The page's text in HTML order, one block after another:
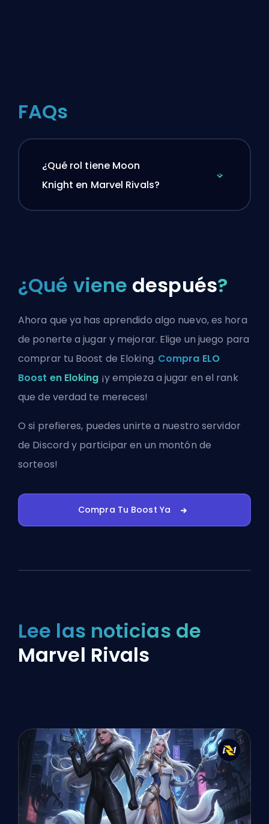
FAQs
¿Qué rol tiene Moon
Knight en Marvel Rivals?
¿Qué viene después?
Ahora que ya has aprendido algo nuevo, es hora
de ponerte a jugar y mejorar. Elige un juego para
comprar tu Boost de Eloking. Compra ELO
Boost en Eloking ¡y empieza a jugar en el rank
que de verdad te mereces!
O si prefieres, puedesunirte a nuestro servidor
de Discord y participar en un montón de
sorteos!
Compra Tu Boost Ya
Lee las noticias de
Marvel Rivals